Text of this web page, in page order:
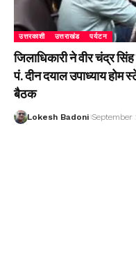
उत्तरकाशी उत्तराखंड पर्यटन
जिलाधिकारी ने वीर चंद्र
पं. दीन दयाल उपाध्याय होम
बैठक
Lokesh Badoni September